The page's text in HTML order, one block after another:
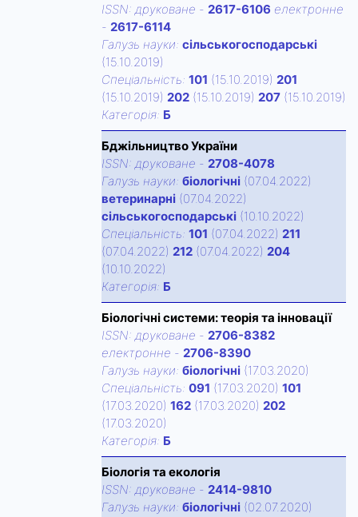
ISSN: друковане - 2617-6106 електронне
- 2617-6114
Галузь науки: сільськогосподарські
(15.10.2019)
Спецiальнiсть: 101 (15.10.2019) 201
(15.10.2019) 202 (15.10.2019) 207 (15.10.2019)
Категорiя: Б
Бджільництво України
ISSN: друковане - 2708-4078
Галузь науки: біологічні (07.04.2022)
ветеринарні (07.04.2022)
сільськогосподарські (10.10.2022)
Спецiальнiсть: 101 (07.04.2022) 211
(07.04.2022) 212 (07.04.2022) 204
(10.10.2022)
Категорiя: Б
Біологічні системи: теорія та інновації
ISSN: друковане - 2706-8382
електронне - 2706-8390
Галузь науки: біологічні (17.03.2020)
Спецiальнiсть: 091 (17.03.2020) 101
(17.03.2020) 162 (17.03.2020) 202
(17.03.2020)
Категорiя: Б
Біологія та екологія
ISSN: друковане - 2414-9810
Галузь науки: біологічні (02.07.2020)